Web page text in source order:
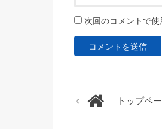
次回のコメントで
トップペ